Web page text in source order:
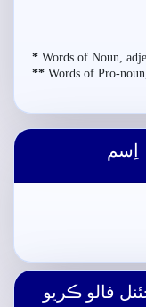
* Words of Noun,
** Words of Pro-
اِسم
فالو ڪريو